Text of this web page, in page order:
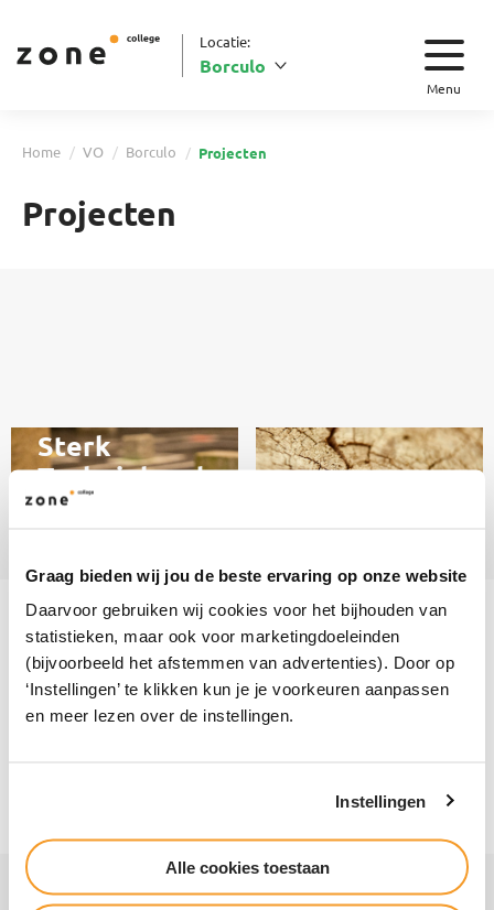
Graag bieden wij jou de beste ervaring op onze website
Daarvoor gebruiken wij cookies voor het bijhouden van
statistieken, maar ook voor marketingdoeleinden
(bijvoorbeeld het afstemmen van advertenties). Door op
‘Instellingen’ te klikken kun je je voorkeuren aanpassen
en meer lezen over de instellingen.
Instellingen
Alle cookies toestaan
Locatie:
Borculo
Menu
Home VO Borculo Projecten
Projecten
Sterk
Techniekonderwijs
Achterhoek Noord
Borculo
Ruurloseweg 35 | 7271 RS Borculo
(088) 26 20 300
Snel naar